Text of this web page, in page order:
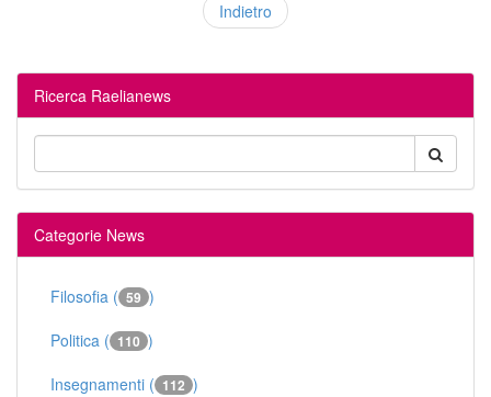
Indietro
Ricerca Raelianews
Categorie News
Filosofia ( 59 )
Politica ( 110 )
Insegnamenti ( 112 )